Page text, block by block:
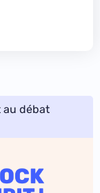
au débat